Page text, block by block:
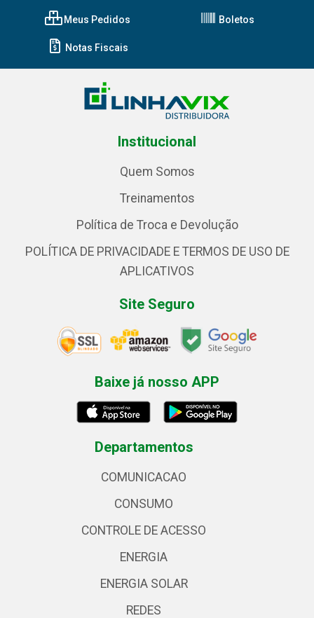
Meus Pedidos Boletos
Notas Fiscais
Institucional
Quem Somos
Treinamentos
Política de Troca e Devolução
POLÍTICA DE PRIVACIDADE E TERMOS DE USO DE
APLICATIVOS
Site Seguro
Baixe já nosso APP
Departamentos
COMUNICACAO
CONSUMO
CONTROLE DE ACESSO
ENERGIA
ENERGIA SOLAR
REDES